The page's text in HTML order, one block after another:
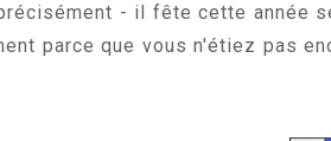
- il fête cette année
parce que vous n'étiez pas